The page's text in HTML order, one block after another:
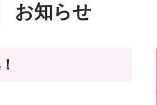
お知らせ